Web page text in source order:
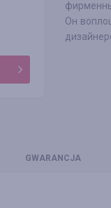
Он
GWARANCJA